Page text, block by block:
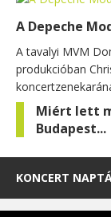
A Depeche
A tavalyi MVM
produkcióban
Miért lett
Budapest...
KONCERT